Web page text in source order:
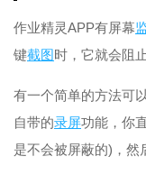
作业精灵APP有屏幕
键截图时，它就会阻
有一个简单的方法可
自带的录屏功能，你
是不会被屏蔽的)，然